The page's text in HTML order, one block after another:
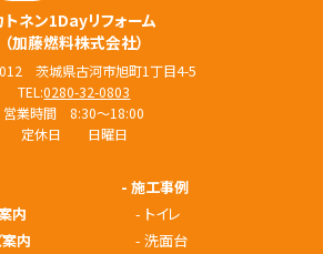
トネン1Dayリフォーム
（加藤燃料株式会社）
茨城県古河市旭町1丁目4-5
TEL:0280-32-0803
営業時間 8:30～18:00
定休日 日曜日
内
内
-施工事例
- トイレ
-洗面台